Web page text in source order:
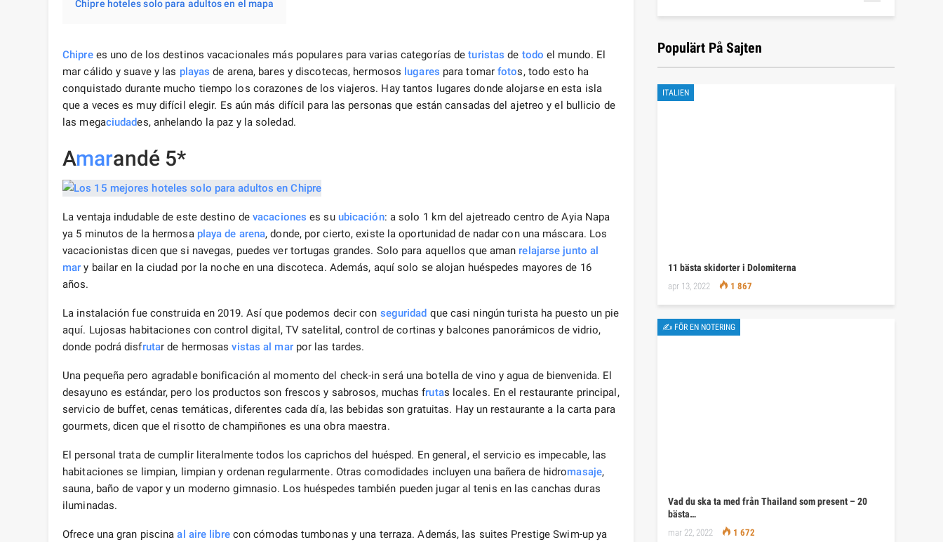
Chipre hoteles solo para adultos en el mapa
Chiprees uno de los destinos vacacionales más populares para varias categorías deturistas de todo el mundo. El
mar cálido y suave y las playas de arena, bares y discotecas, hermosos lugares para tomarfotos, todo esto ha
conquistado durante mucho tiempo los corazones de los viajeros. Hay tantos lugares donde alojarse en esta isla
que a veces es muy difícil elegir. Es aún más difícil para las personas que están cansadas del ajetreo y el bullicio de
las megaciudades, anhelando la paz y la soledad.
Amarandé 5*
La ventaja indudable de este destino de vacaciones es su ubicación: a solo 1 km del ajetreado centro de Ayia Napa
ya 5 minutos de la hermosa playa de arena, donde, por cierto, existe la oportunidad de nadar con una máscara. Los
vacacionistas dicen que si navegas, puedes ver tortugas grandes. Solo para aquellos que aman relajarse junto al
mar y bailar en la ciudad por la noche en una discoteca. Además, aquí solo se alojan huéspedes mayores de 16
años.
La instalación fue construida en 2019. Así que podemos decir con seguridad que casi ningún turista ha puesto un pie
aquí. Lujosas habitaciones con control digital, TV satelital, control de cortinas y balcones panorámicos de vidrio,
donde podrá disfrutar de hermosasvistas al marpor las tardes.
Una pequeña pero agradable bonificación al momento del check-in será una botella de vino y agua de bienvenida. El
desayuno es estándar, pero los productos son frescos y sabrosos, muchas frutas locales. En el restaurante principal,
servicio de buffet, cenas temáticas, diferentes cada día, las bebidas son gratuitas. Hay un restaurante a la carta para
gourmets, dicen que el risotto de champiñones es una obra maestra.
El personal trata de cumplir literalmente todos los caprichos del huésped. En general, el servicio es impecable, las
habitaciones se limpian, limpian y ordenan regularmente. Otras comodidades incluyen una bañera de hidromasaje,
sauna, baño de vapor y un moderno gimnasio. Los huéspedes también pueden jugar al tenis en las canchas duras
iluminadas.
Ofrece una gran piscinaal aire librecon cómodas tumbonas y una terraza. Además, las suites Prestige Swim-up ya
Populärt På Sajten
ITALIEN
11 bästa skidorter i Dolomiterna
apr 13, 2022 1 867
✍ FÖR EN NOTERING
Vad du ska ta med från Thailand som present – 20
bästa…
mar 22, 2022 1 672